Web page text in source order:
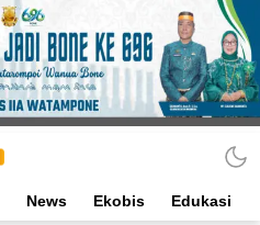
News Ekobis Edukasi